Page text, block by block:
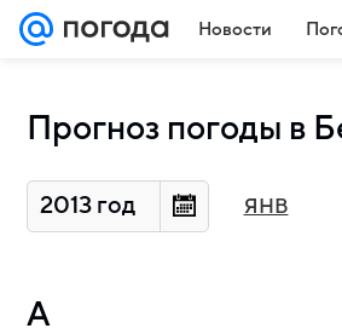
Новости
Прогноз погоды в
2013 год ЯНВ
А